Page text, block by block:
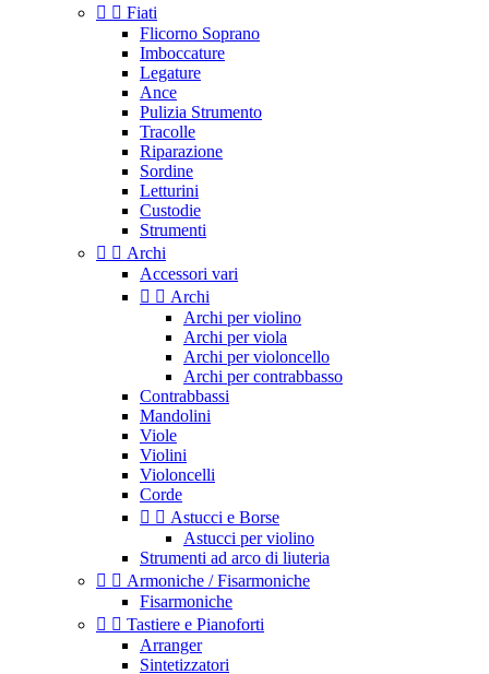
  Fiati
Flicorno Soprano
Imboccature
Legature
Ance
Pulizia Strumento
Tracolle
Riparazione
Sordine
Letturini
Custodie
Strumenti
  Archi
Accessori vari
  Archi
Archi per violino
Archi per viola
Archi per violoncello
Archi per contrabbasso
Contrabbassi
Mandolini
Viole
Violini
Violoncelli
Corde
  Astucci e Borse
Astucci per violino
Strumenti ad arco di liuteria
  Armoniche / Fisarmoniche
Fisarmoniche
  Tastiere e Pianoforti
Arranger
Sintetizzatori